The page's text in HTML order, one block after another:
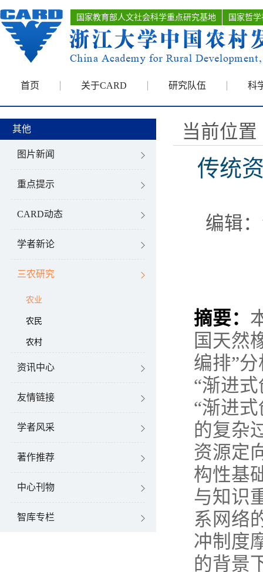
国家教育部人文社会科学重点研究基地 国家哲
首页 关于CARD 研究队伍 科
其他
图片新闻
重点提示
CARD动态
学者新论
三农研究
农业
农民
农村
资讯中心
友情链接
学者风采
著作推荐
中心刊物
智库专栏
当前位置
传统
编辑
摘要：
国天然
编排”
“渐进
“渐进
的复杂
资源定
构性基
与知识
系网络
冲制度
的背景